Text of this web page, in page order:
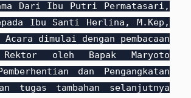
Dari Ibu Putri Permatasari,
Ibu Santi Herlina, M.Kep,
Acara dimulai dengan pembacaan
Rektor oleh Bapak Maryoto
dan Pengangkatan
tugas tambahan selanjutnya